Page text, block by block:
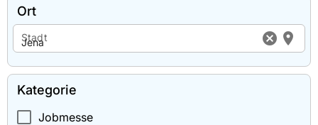
Ort
Stadt cancel location_on
Kategorie
Jobmesse